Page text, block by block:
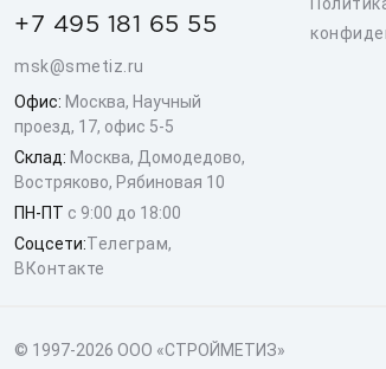
+7 495 181 65 55
msk@smetiz.ru
Офис: Москва, Научный
проезд, 17, офис 5-5
Склад: Москва, Домодедово,
Востряково, Рябиновая 10
ПН-ПТ с 9:00 до 18:00
Соцсети:Телеграм,
ВКонтакте
© 1997-2026 ООО «СТРОЙМЕТИЗ»